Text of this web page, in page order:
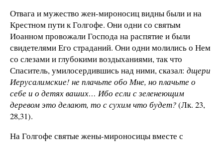
Отвага и мужество жен-мироносиц видны были и на
Крестном пути к Голгофе. Они одни со святым
Иоанном провожали Господа на распятие и были
свидетелями Его страданий. Они одни молились о Нем
со слезами и глубокими воздыханиями, так что
Спаситель, умилосердившись над ними, сказал: дщери
Иерусалимские! не плачьте обо Мне, но плачьте о
себе и о детях ваших… Ибо если с зеленеющим
деревом это делают, то с сухим что будет?(Лк. 23,
28,31).
На Голгофе святые жены-мироносицы вместе с